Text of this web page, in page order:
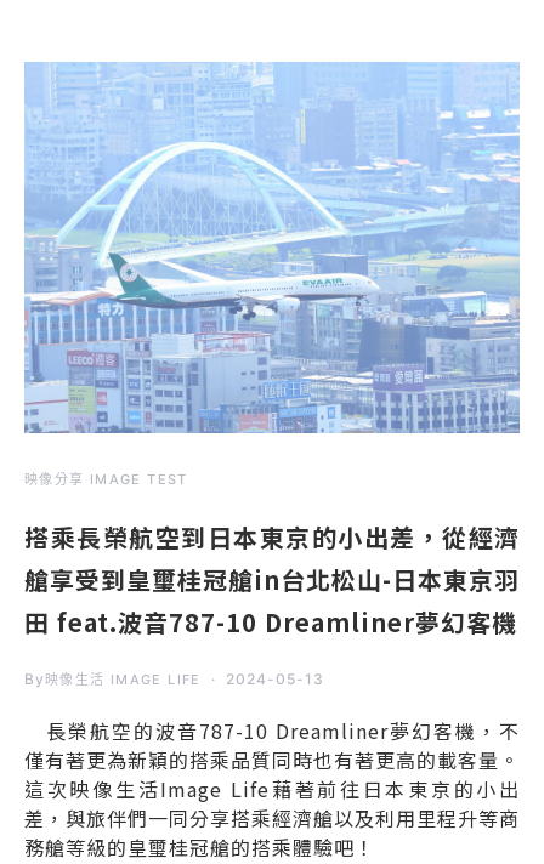
映像分享 IMAGE TEST
搭乘長榮航空到日本東京的小出差，從經濟
艙享受到皇璽桂冠艙in台北松山-日本東京羽
田 feat.波音787-10 Dreamliner夢幻客機
By 映像生活 IMAGE LIFE 2024-05-13
長榮航空的波音787-10 Dreamliner夢幻客機，不
僅有著更為新穎的搭乘品質同時也有著更高的載客量。
這次映像生活Image Life藉著前往日本東京的小出
差，與旅伴們一同分享搭乘經濟艙以及利用里程升等商
務艙等級的皇璽桂冠艙的搭乘體驗吧！